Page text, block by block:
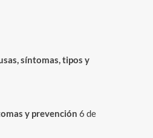
síntomas, tipos y
y prevención 6 de